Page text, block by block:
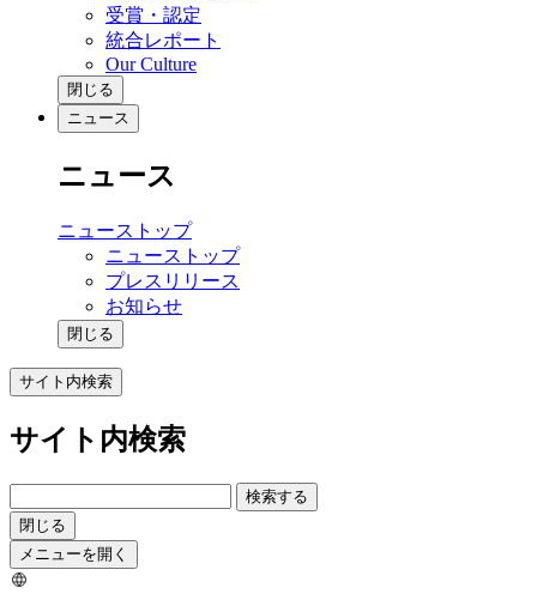
受賞・認定
統合レポート
Our Culture
閉じる
ニュース
ニュース
ニューストップ
ニューストップ
プレスリリース
お知らせ
閉じる
サイト内検索
サイト内検索
検索する
閉じる
メニューを開く